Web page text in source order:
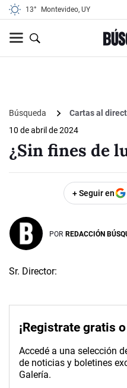
13° Montevideo, UY
Búsqueda
Cartas al
10 de abril de 2024
¿Sin fines de
+ Seguir en
POR REDACCIÓN
Sr. Director:
¡Registrate gratis
Accedé a una selección
de noticias y boletines
Galería.